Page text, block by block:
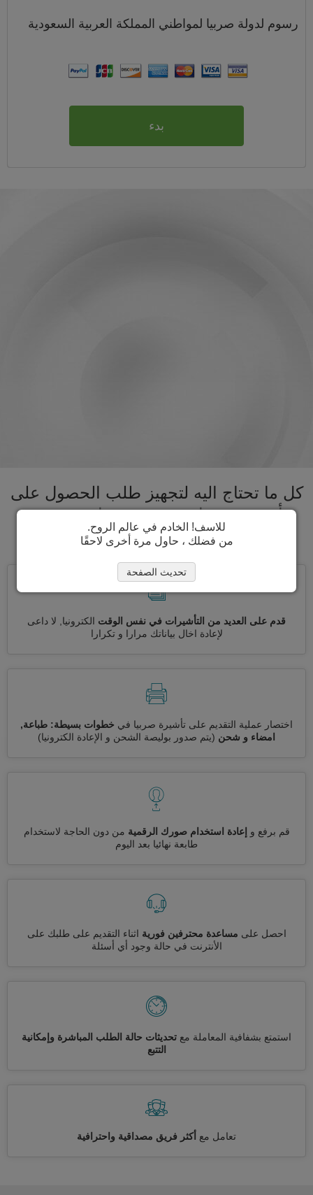
رسوم لدولة صربيا لمواطني المملكة العربية السعودية
بدء
كل ما تحتاج اليه لتجهيز طلب الحصول على
تأشيرة صربيا تحت سقف واحد. تسريع
عملية الحصول على تأشيرة صربيا
قدم على العديد من التأشيرات في نفس الوقت الكترونيا, لا داعى
لإعادة اخال بياناتك مرارا و تكرارا
اختصار عملية التقديم على تأشيرة صربيا في خطوات بسيطة: طباعة,
امضاء و شحن (يتم صدور بوليصة الشحن و الإعادة الكترونيا)
قم برفع و إعادة استخدام صورك الرقمية من دون الحاجة لاستخدام
طابعة نهائيا بعد اليوم
احصل على مساعدة محترفين فورية اثناء التقديم على طلبك على
الأنترنت في حالة وجود أي أسئلة
استمتع بشفافية المعاملة مع تحديثات حالة الطلب المباشرة وإمكانية
التتبع
تعامل مع أكثر فريق مصداقية واحترافية
للاسف! الخادم في عالم الروح.
من فضلك ، حاول مرة أخرى لاحقًا
تحديث الصفحة